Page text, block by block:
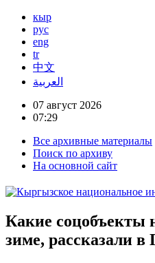
кыр
рус
eng
tr
中文
العربية
07 август 2026
07:29
Все архивные материалы
Поиск по архиву
На основной сайт
Какие соцобъекты
зиме, рассказали